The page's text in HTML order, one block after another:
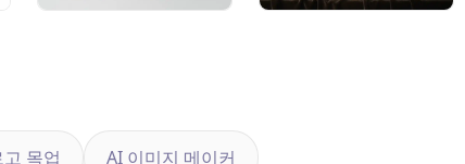
목업 AI 이미지 메이커